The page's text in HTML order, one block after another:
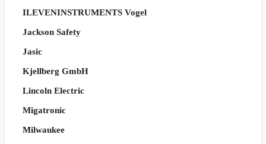
ILEVENINSTRUMENTS Vogel
Jackson Safety
Jasic
Kjellberg GmbH
Lincoln Electric
Migatronic
Milwaukee